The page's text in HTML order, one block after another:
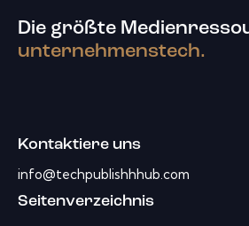
Die größte
unternehmenstech.
Kontaktiere uns
info@techpublishhhub.com
Seitenverzeichnis